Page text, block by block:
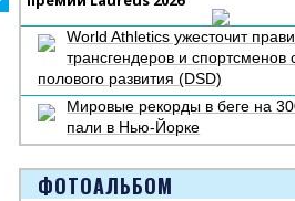
World Athletics ужесточит
трансгендеров и
полового развития (DSD)
Мировые рекорды в беге на
пали в Нью-Йорке
ФОТОАЛЬБОМ